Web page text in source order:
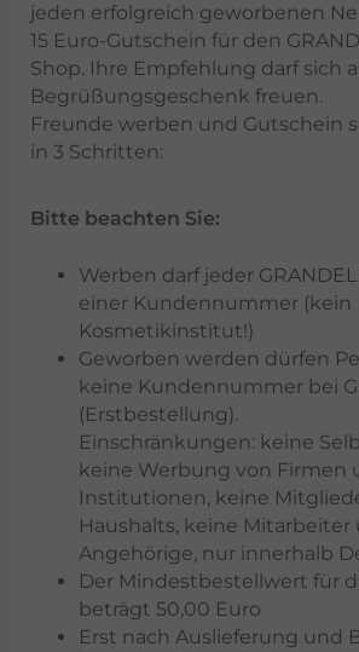
jeden erfolgreich geworbenen
15 Euro-Gutschein für den
Shop. Ihre Empfehlung darf sich
Begrüßungsgeschenk freuen.
Freunde werben und Gutschein
in 3 Schritten:
Bitte beachten Sie:
Werben darf jeder
einer Kundennummer (kein
Kosmetikinstitut!)
Geworben werden dürfen
keine Kundennummer bei
(Erstbestellung).
Einschränkungen: keine
keine Werbung von Firmen
Institutionen, keine
Haushalts, keine Mitarbeiter
Angehörige, nur innerhalb
Der Mindestbestellwert für
beträgt 50,00 Euro
Erst nach Auslieferung und